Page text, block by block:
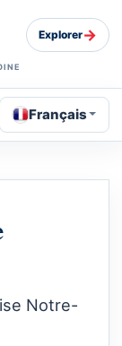
Explorer→
Français
Notre-